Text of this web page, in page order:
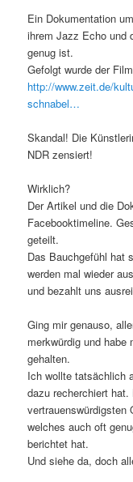
Ein Dokumentation
ihrem Jazz Echo und
genug ist.
Gefolgt wurde der
http://www.zeit.de/
schnabel…
Skandal! Die
NDR zensiert!
Wirklich?
Der Artikel und die
Facebooktimeline.
geteilt.
Das Bauchgefühl hat
werden mal wieder
und bezahlt uns
Ging mir genauso,
merkwürdig und
gehalten.
Ich wollte tatsächlich
dazu recherchiert
vertrauenswürdigsten
welches auch oft
berichtet hat.
Und siehe da, doch